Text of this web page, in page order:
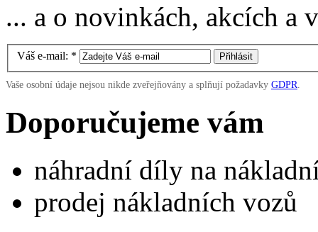
... a o novinkách, akcích
Váš e-mail: *
Vaše osobní údaje nejsou nikde zveřejňovány a splňují požadavky GDPR.
Doporučujeme vám
náhradní díly na
prodej nákladních vozů